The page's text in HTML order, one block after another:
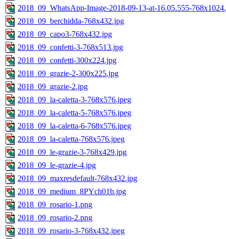
2018_09_WhatsApp-Image-2018-09-13-at-16.05.555-
2018_09_berchidda-768x432.jpg
2018_09_capo3-768x432.jpg
2018_09_confetti-3-768x513.jpg
2018_09_confetti-300x224.jpg
2018_09_grazie-2-300x225.jpg
2018_09_grazie-2.jpg
2018_09_la-caletta-3-768x576.jpeg
2018_09_la-caletta-5-768x576.jpeg
2018_09_la-caletta-6-768x576.jpeg
2018_09_la-caletta-768x576.jpeg
2018_09_le-grazie-3-768x429.jpg
2018_09_le-grazie-4.jpg
2018_09_maxresdefault-768x432.jpg
2018_09_medium_8PYch01b.jpg
2018_09_rosario-1.png
2018_09_rosario-2.png
2018_09_rosario-3-768x432.jpeg